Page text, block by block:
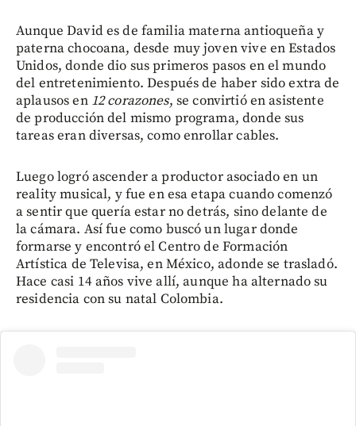
Aunque David es de familia materna antioqueña y
paterna chocoana, desde muy joven vive en Estados
Unidos, donde dio sus primeros pasos en el mundo
del entretenimiento. Después de haber sido extra de
aplausos en 12 corazones, se convirtió en asistente
de producción del mismo programa, donde sus
tareas eran diversas, como enrollar cables.
Luego logró ascender a productor asociado en un
reality musical, y fue en esa etapa cuando comenzó
a sentir que quería estar no detrás, sino delante de
la cámara. Así fue como buscó un lugar donde
formarse y encontró el Centro de Formación
Artística de Televisa, en México, adonde se trasladó.
Hace casi 14 años vive allí, aunque ha alternado su
residencia con su natal Colombia.